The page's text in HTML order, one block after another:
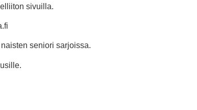
sivuilla.
seniori sarjoissa.